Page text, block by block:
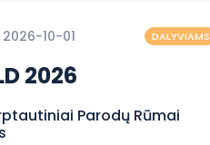
10-01 DALYVIAMS
2026
Parodų Rūmai